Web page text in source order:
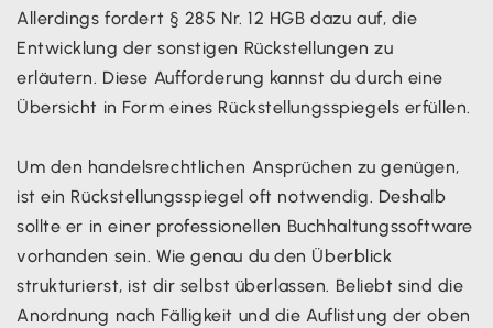
Allerdings fordert § 285 Nr. 12 HGB dazu auf, die
Entwicklung der sonstigen Rückstellungen zu
erläutern. Diese Aufforderung kannst du durch eine
Übersicht in Form eines Rückstellungsspiegels erfüllen.
Um den handelsrechtlichen Ansprüchen zu genügen,
ist ein Rückstellungsspiegel oft notwendig. Deshalb
sollte er in einer professionellen Buchhaltungssoftware
vorhanden sein. Wie genau du den Überblick
strukturierst, ist dir selbst überlassen. Beliebt sind die
Anordnung nach Fälligkeit und die Auflistung der oben